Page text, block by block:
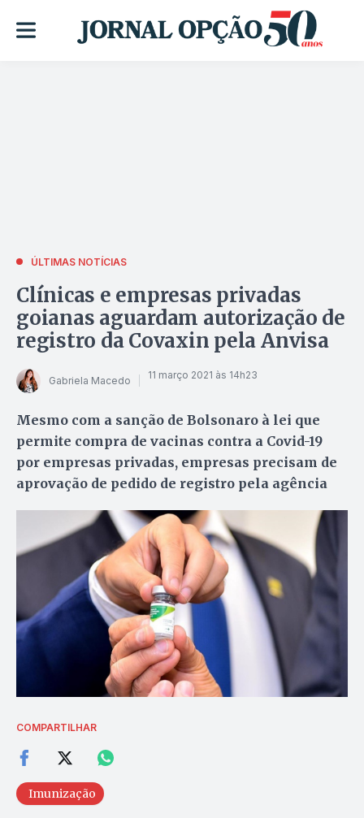
ÚLTIMAS NOTÍCIAS
Clínicas e empresas privadas
goianas aguardam autorização de
registro da Covaxin pela Anvisa
Gabriela Macedo 11 março 2021 às 14h23
Mesmo com a sanção de Bolsonaro à lei que
permite compra de vacinas contra a Covid-19
por empresas privadas, empresas precisam de
aprovação de pedido de registro pela agência
COMPARTILHAR
Imunização